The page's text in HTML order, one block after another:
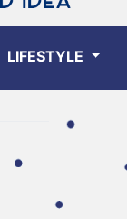
LIFESTYLE